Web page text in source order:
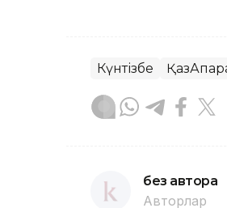
Күнтізбе
без автора
Авторлар